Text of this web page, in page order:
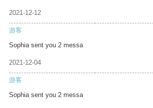
2021-12-12
游客
Sophia sent you 2 messa
2021-12-04
游客
Sophia sent you 2 messa